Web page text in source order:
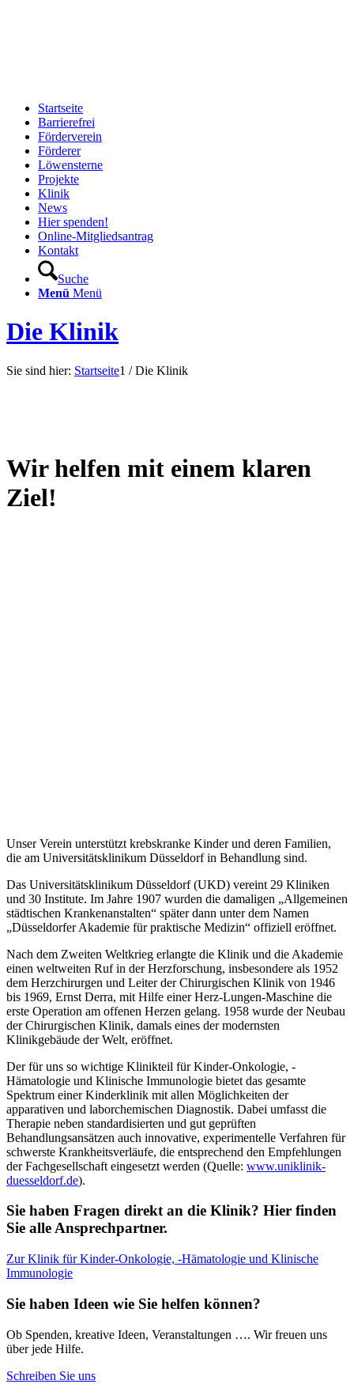
Startseite
Barrierefrei
Förderverein
Förderer
Löwensterne
Projekte
Klinik
News
Hier spenden!
Online-Mitgliedsantrag
Kontakt
Suche
Menü Menü
Die Klinik
Sie sind hier: Startseite1 / Die Klinik
Wir helfen mit einem klaren
Ziel!
Unser Verein unterstützt krebskranke Kinder und deren Familien,
die am Universitätsklinikum Düsseldorf in Behandlung sind.
Das Universitätsklinikum Düsseldorf (UKD) vereint 29 Kliniken
und 30 Institute. Im Jahre 1907 wurden die damaligen „Allgemeinen
städtischen Krankenanstalten“ später dann unter dem Namen
„Düsseldorfer Akademie für praktische Medizin“ offiziell eröffnet.
Nach dem Zweiten Weltkrieg erlangte die Klinik und die Akademie
einen weltweiten Ruf in der Herzforschung, insbesondere als 1952
dem Herzchirurgen und Leiter der Chirurgischen Klinik von 1946
bis 1969, Ernst Derra, mit Hilfe einer Herz-Lungen-Maschine die
erste Operation am offenen Herzen gelang. 1958 wurde der Neubau
der Chirurgischen Klinik, damals eines der modernsten
Klinikgebäude der Welt, eröffnet.
Der für uns so wichtige Klinikteil für Kinder-Onkologie, -
Hämatologie und Klinische Immunologie bietet das gesamte
Spektrum einer Kinderklinik mit allen Möglichkeiten der
apparativen und laborchemischen Diagnostik. Dabei umfasst die
Therapie neben standardisierten und gut geprüften
Behandlungsansätzen auch innovative, experimentelle Verfahren für
schwerste Krankheitsverläufe, die entsprechend den Empfehlungen
der Fachgesellschaft eingesetzt werden (Quelle: www.uniklinik-
duesseldorf.de).
Sie haben Fragen direkt an die Klinik? Hier finden
Sie alle Ansprechpartner.
Zur Klinik für Kinder-Onkologie, -Hämatologie und Klinische
Immunologie
Sie haben Ideen wie Sie helfen können?
Ob Spenden, kreative Ideen, Veranstaltungen …. Wir freuen uns
über jede Hilfe.
Schreiben Sie uns